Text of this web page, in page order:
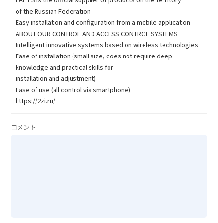
of the Russian Federation
Easy installation and configuration from a mobile application
ABOUT OUR CONTROL AND ACCESS CONTROL SYSTEMS
Intelligent innovative systems based on wireless technologies
Ease of installation (small size, does not require deep
knowledge and practical skills for
installation and adjustment)
Ease of use (all control via smartphone)
https://2zi.ru/
コメント